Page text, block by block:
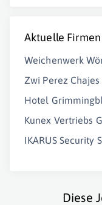
Aktuelle Firmen
Weichenwerk
Zwi Perez
Hotel
Kunex Vertriebs
IKARUS Security
Diese